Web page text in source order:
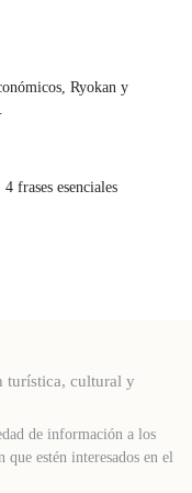
Ryokan y
frases esenciales
turística, cultural y
de información a los
que estén interesados ​​en el